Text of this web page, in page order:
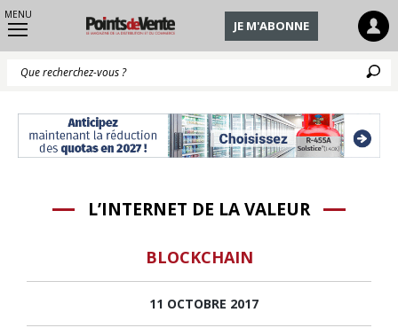
MENU
JE M'ABONNE
L’INTERNET DE LA VALEUR
BLOCKCHAIN
11 OCTOBRE 2017